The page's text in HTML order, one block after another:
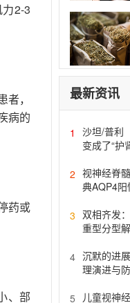
2-3
，
病的
药或
、部
最新资讯
1
沙坦/普利
变成了“护
2 视神经脊
典AQP4
3 双相齐发
重型分型
4 沉默的进
理演进与
5
儿童视神